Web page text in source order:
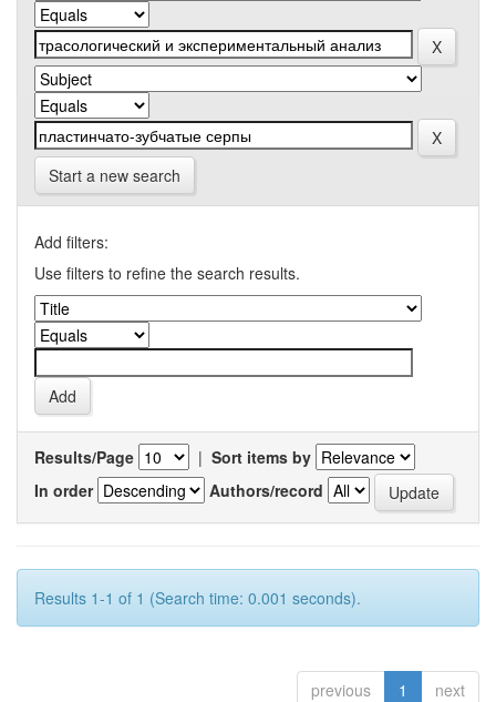
Start a new search
Add filters:
Use filters to refine the search results.
Results/Page | Sort items by
In order
Authors/record
Results 1-1 of 1 (Search time: 0.001 seconds).
previous 1 next